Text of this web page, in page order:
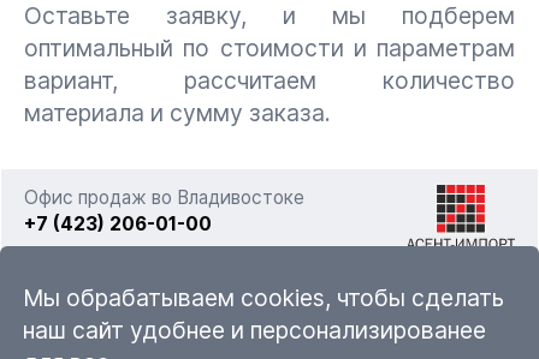
Оставьте заявку, и мы подберем
оптимальный по стоимости и параметрам
вариант, рассчитаем количество
материала и сумму заказа.
Офис продаж во Владивостоке
+7 (423) 206-01-00
Мы обрабатываем cookies, чтобы сделать
наш сайт удобнее и персонализированее